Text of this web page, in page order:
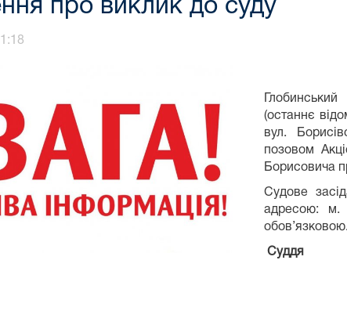
про виклик до суду
(останнє
вул.
позовом
Борисовича
Судове
адресою: м.